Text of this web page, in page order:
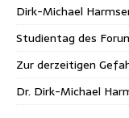
Dirk-Michael
Studientag des
Zur derzeitigen
Dr. Dirk-Michael